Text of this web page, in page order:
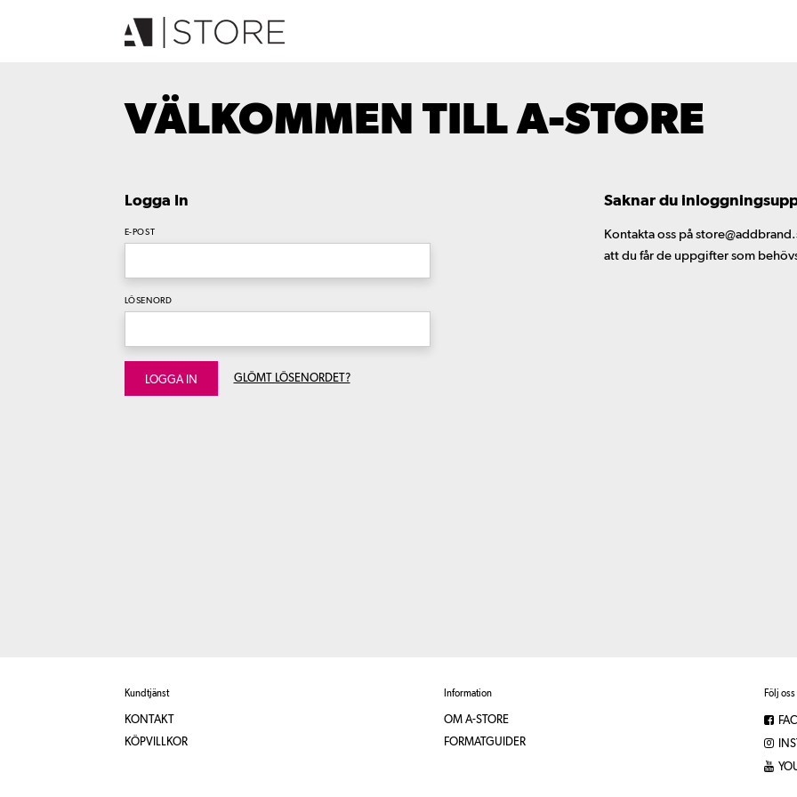
VÄLKOMMEN TILL A-STORE
Logga In
E-POST
LÖSENORD
LOGGA IN GLÖMT LÖSENORDET?
Saknar du
Kontakta oss på
att du får de uppgifter som
Kundtjänst
KONTAKT
KÖPVILLKOR
Information
OM A-STORE
FORMATGUIDER
Följ oss